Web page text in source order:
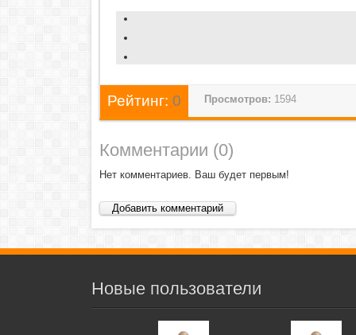
Рейтинг: 0 Просмотров: 1594
Комментарии (0)
Нет комментариев. Ваш будет первым!
Добавить комментарий
Новые пользователи